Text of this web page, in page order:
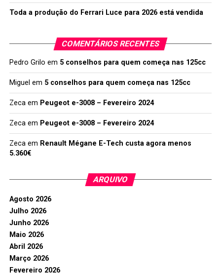
Toda a produção do Ferrari Luce para 2026 está vendida
COMENTÁRIOS RECENTES
Pedro Grilo em 5 conselhos para quem começa nas 125cc
Miguel em 5 conselhos para quem começa nas 125cc
Zecaem Peugeot e-3008 – Fevereiro 2024
Zecaem Peugeot e-3008 – Fevereiro 2024
Zecaem Renault Mégane E-Tech custa agora menos
5.360€
ARQUIVO
Agosto 2026
Julho 2026
Junho 2026
Maio 2026
Abril 2026
Março 2026
Fevereiro 2026